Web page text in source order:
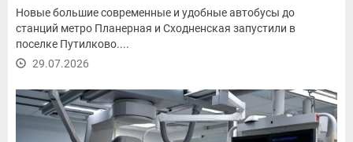
Новые большие современные и удобные автобусы до
станций метро Планерная и Сходненская запустили в
поселке Путилково....
29.07.2026